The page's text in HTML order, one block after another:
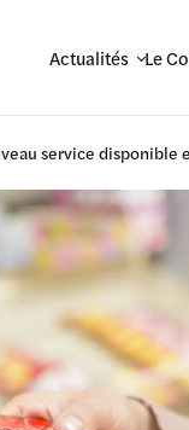
Actualités Le
service disponible